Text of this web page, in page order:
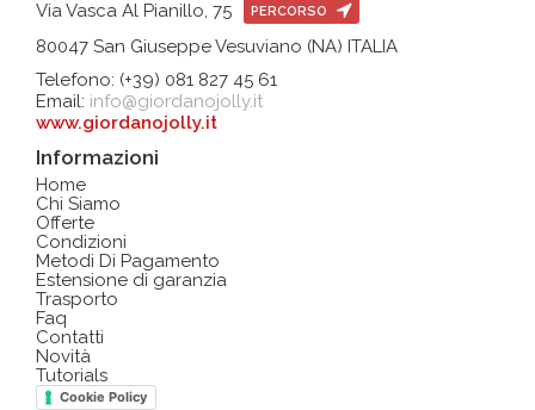
Via Vasca Al Pianillo, 75 PERCORSO
80047 San Giuseppe Vesuviano (NA) ITALIA
Telefono: (+39) 081 827 45 61
Email: info@giordanojolly.it
www.giordanojolly.it
Informazioni
Home
Chi Siamo
Offerte
Condizioni
Metodi Di Pagamento
Estensione di garanzia
Trasporto
Faq
Contatti
Novità
Tutorials
Cookie Policy